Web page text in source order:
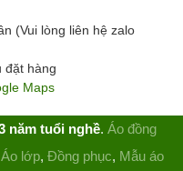
(Vui lòng liên hệ zalo
đặt hàng
Maps
năm tuổi nghề. Áo đồng
Áo lớp, Đồng phục, Mẫu áo